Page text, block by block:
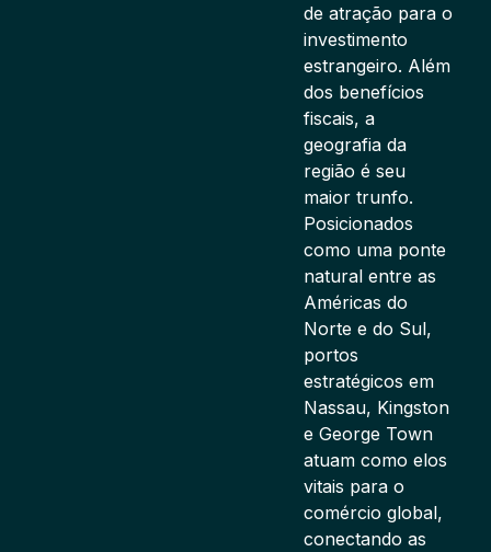
de atração para o
investimento
estrangeiro. Além
dos benefícios
fiscais, a
geografia da
região é seu
maior trunfo.
Posicionados
como uma ponte
natural entre as
Américas do
Norte e do Sul,
portos
estratégicos em
Nassau, Kingston
e George Town
atuam como elos
vitais para o
comércio global,
conectando as